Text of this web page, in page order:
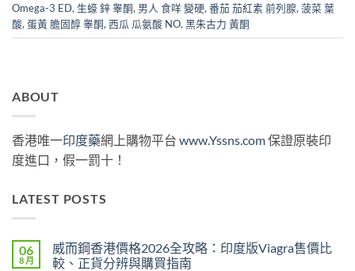
Omega-3 ED, 生蠔 鋅 睾酮, 男人 食咩 變硬, 番茄 茄紅素 前列腺, 菠菜 葉
酸, 蛋黃 膽固醇 睾酮, 西瓜 瓜氨酸 NO, 黑朱古力 黃酮
ABOUT
香港唯一印度藥網上購物平台 www.Yssns.com保證原裝印
度進口，假一罰十！
LATEST POSTS
06
8 月
威而鋼香港價格2026全攻略：印度版Viagra售價比
較、正貨分辨與購買指南